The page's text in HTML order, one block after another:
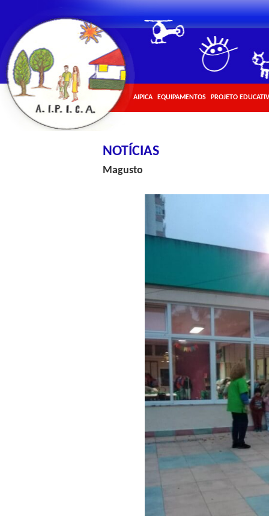
AIPICA EQUIPAMENTOS PROJETO
NOTÍCIAS
Magusto